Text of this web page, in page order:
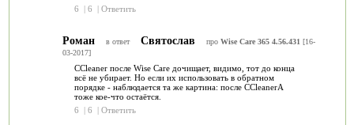
6
| 6 | Ответить
Роман в ответ Святослав про Wise Care 365 4.56.431 [16-
03-2017]
CCleaner после Wise Care дочищает, видимо, тот до конца
всё не убирает. Но если их использовать в обратном
порядке - наблюдается та же картина: после CCleanerА
тоже кое-что остаётся.
6
| 6 | Ответить